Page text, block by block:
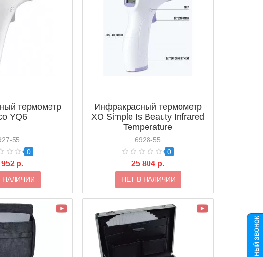
термометр
YQ6
55
0
952 р.
НАЛИЧИИ
Инфракрасный термометр
XO Simple Is Beauty Infrared
Temperature
6928-55
0
25 804 р.
НЕТ В НАЛИЧИИ